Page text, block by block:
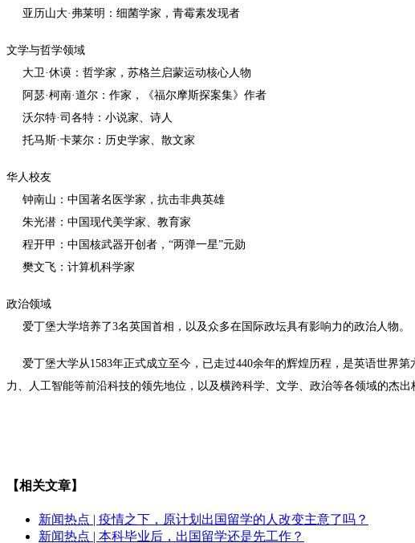
亚历山大·弗莱明：细菌学家，青霉素发现者
文学与哲学领域
大卫·休谟：哲学家，苏格兰启蒙运动核心人物
阿瑟·柯南·道尔：作家，《福尔摩斯探案集》作者
沃尔特·司各特：小说家、诗人
托马斯·卡莱尔：历史学家、散文家
华人校友
钟南山：中国著名医学家，抗击非典英雄
朱光潜：中国现代美学家、教育家
程开甲：中国核武器开创者，“两弹一星”元勋
樊文飞：计算机科学家
政治领域
爱丁堡大学培养了3名英国首相，以及众多在国际政坛具有影响力的政治人物。
爱丁堡大学从1583年正式成立至今，已走过440余年的辉煌历程，是英语世界
力、人工智能等前沿科技的领先地位，以及横跨科学、文学、政治等各领域的杰
【相关文章】
新闻热点 | 疫情之下，原计划出国留学的人改变主意了吗？
新闻热点 | 本科毕业后，出国留学还是先工作？